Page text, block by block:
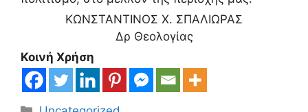
ΚΩΝΣΤΑΝΤΙΝΟΣ Χ. ΣΠΑΛΙΩΡΑΣ
Δρ Θεολογίας
Κοινή Χρήση
Κατηγορίες